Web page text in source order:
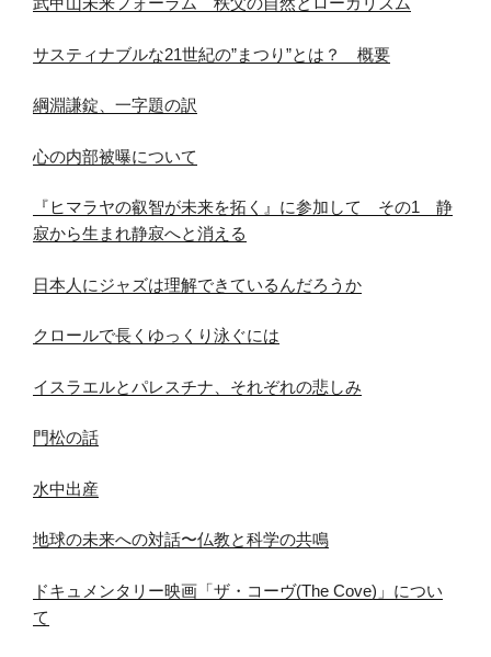
サスティナブルな21世紀の”まつり”とは？ 概要
綱淵謙錠、一字題の訳
心の内部被曝について
『ヒマラヤの叡智が未来を拓く』に参加して その1 静
寂から生まれ静寂へと消える
日本人にジャズは理解できているんだろうか
クロールで長くゆっくり泳ぐには
イスラエルとパレスチナ、それぞれの悲しみ
門松の話
水中出産
地球の未来への対話〜仏教と科学の共鳴
ドキュメンタリー映画「ザ・コーヴ(The Cove)」につい
て